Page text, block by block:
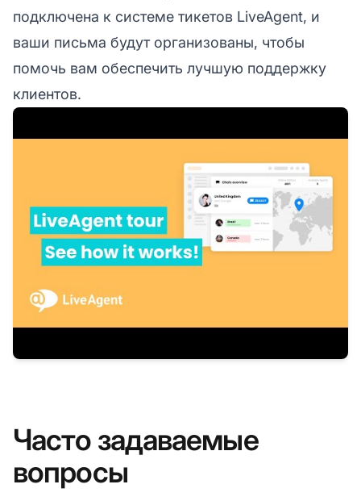
подключена к системе тикетов LiveAgent, и
ваши письма будут организованы, чтобы
помочь вам обеспечить лучшую поддержку
клиентов.
Часто задаваемые
вопросы